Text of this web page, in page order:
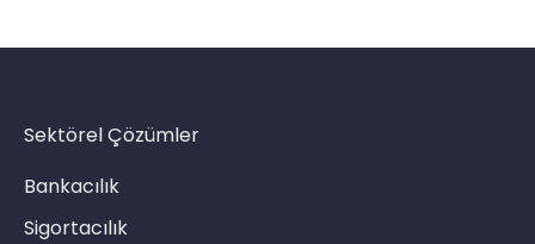
Sektörel Çözümler
Bankacılık
Sigortacılık